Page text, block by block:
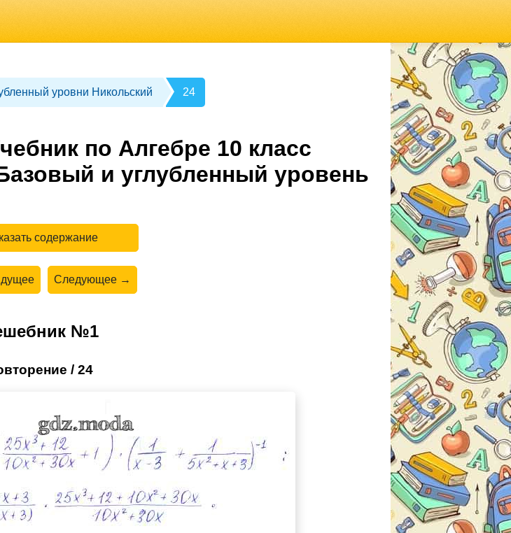
уровни Никольский 24
по Алгебре 10 класс
и углубленный уровень
содержание
Следующее →
№1
/ 24